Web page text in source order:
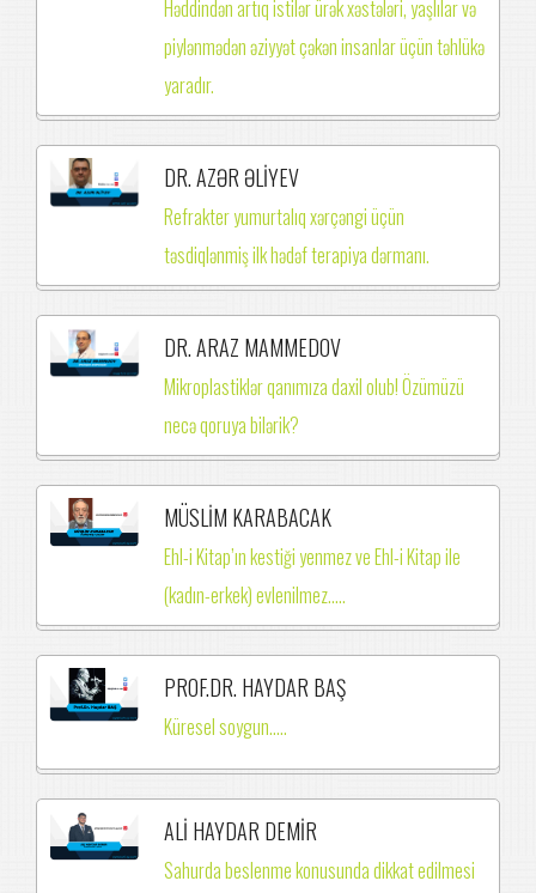
Həddindən artıq istilər ürək xəstələri, yaşlılar və
piylənmədən əziyyət çəkən insanlar üçün təhlükə
yaradır.
DR. AZƏR ƏLİYEV
Refrakter yumurtalıq xərçəngi üçün
təsdiqlənmiş ilk hədəf terapiya dərmanı.
DR. ARAZ MAMMEDOV
Mikroplastiklər qanımıza daxil olub! Özümüzü
necə qoruya bilərik?
MÜSLİM KARABACAK
Ehl-i Kitap’ın kestiği yenmez ve Ehl-i Kitap ile
(kadın-erkek) evlenilmez.….
PROF.DR. HAYDAR BAŞ
Küresel soygun.....
ALİ HAYDAR DEMİR
Sahurda beslenme konusunda dikkat edilmesi